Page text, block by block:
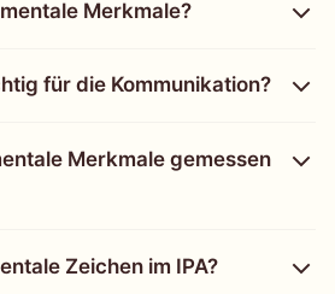
Merkmale?
für die Kommunikation?
Merkmale gemessen
Zeichen im IPA?